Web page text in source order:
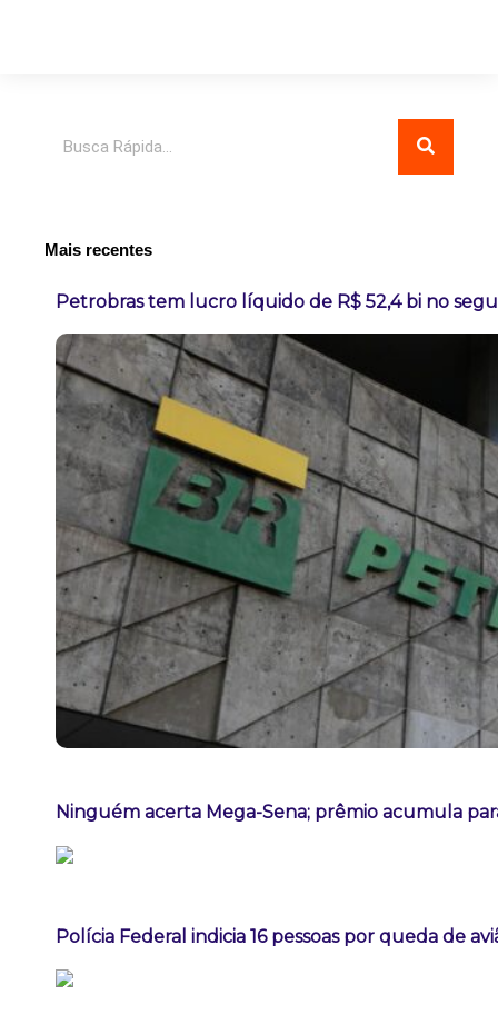
Mais recentes
Petrobras tem lucro líquido de R$ 52,4 bi no
Ninguém acerta Mega-Sena; prêmio acumula
Polícia Federal indicia 16 pessoas por queda de